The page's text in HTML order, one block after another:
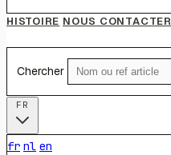
HISTOIRE NOUS CONTACTER
Chercher
fr nl en